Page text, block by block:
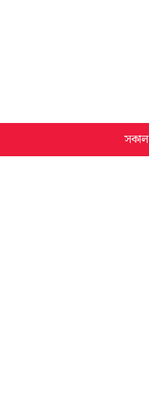
সকাল